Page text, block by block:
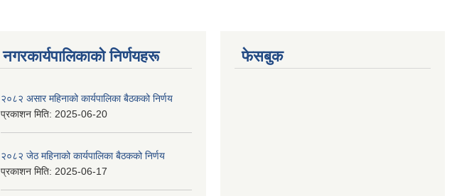
नगरकार्यपालिकाकाे निर्णयहरू
२०८२ असार महिनाको कार्यपालिका बैठकको निर्णय
प्रकाशन मिति: 2025-06-20
२०८२ जेठ महिनाको कार्यपालिका बैठकको निर्णय
प्रकाशन मिति: 2025-06-17
फेसबुक